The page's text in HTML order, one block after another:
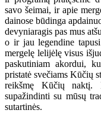
savo šeimai, ir apie
dainose būdinga
devyniaragis pas mus
o ir jau legendine
mergelę lelijėlę visus
paskutiniam akordui,
pristatė svečiams Kūčių
reikšmę Kūčių naktį.
supažindinti su mūsų
sutartinės.